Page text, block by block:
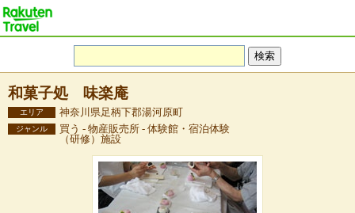
和菓子処 味楽庵
エリア 神奈川県足柄下郡湯河原町
ジャンル
買う - 物産販売所 - 体験館・宿泊体験
（研修）施設